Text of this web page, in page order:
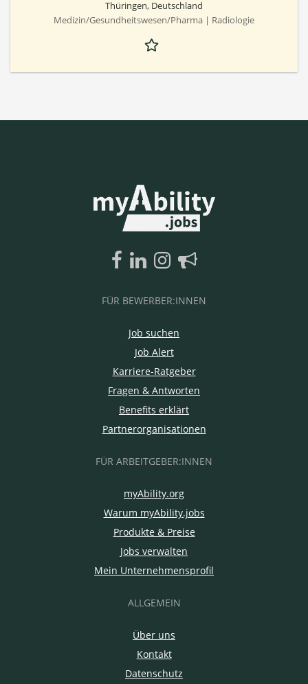
Thüringen, Deutschland
Medizin/Gesundheitswesen/Pharma | Radiologie
FÜR BEWERBER:INNEN
Job suchen
Job Alert
Karriere-Ratgeber
Fragen & Antworten
Benefits erklärt
Partnerorganisationen
FÜR ARBEITGEBER:INNEN
myAbility.org
Warum myAbility.jobs
Produkte & Preise
Jobs verwalten
Mein Unternehmensprofil
ALLGEMEIN
Über uns
Kontakt
Datenschutz